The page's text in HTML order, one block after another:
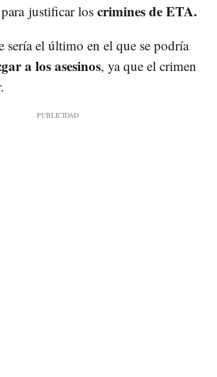
justificar los crimines de ETA.
sería el último en el que se podría
a los asesinos, ya que el crimen